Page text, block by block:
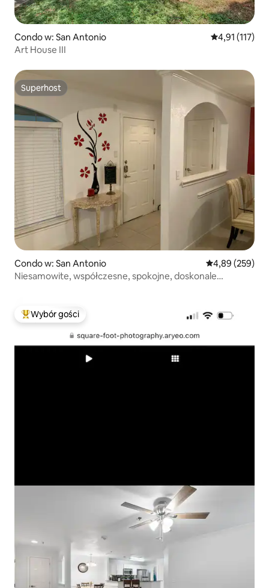
Condo w: San Antonio Średnia
4,91 (117)
Art House III
Superhost
Superhost
Condo w: San Antonio Średnia
4,89 (259)
Niesamowite, współczesne, spokojne, doskonale
Najpopularniejsze z kategorii Wybór gości
Wybór gości